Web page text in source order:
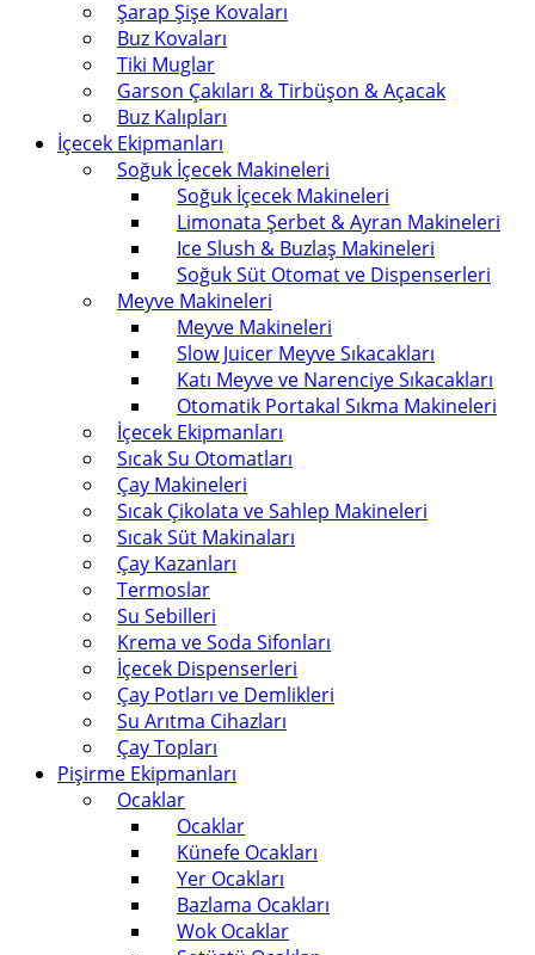
Şarap Şişe Kovaları
Buz Kovaları
Tiki Muglar
Garson Çakıları & Tirbüşon & Açacak
Buz Kalıpları
İçecek Ekipmanları
Soğuk İçecek Makineleri
Soğuk İçecek Makineleri
Limonata Şerbet & Ayran Makineleri
Ice Slush & Buzlaş Makineleri
Soğuk Süt Otomat ve Dispenserleri
Meyve Makineleri
Meyve Makineleri
Slow Juicer Meyve Sıkacakları
Katı Meyve ve Narenciye Sıkacakları
Otomatik Portakal Sıkma Makineleri
İçecek Ekipmanları
Sıcak Su Otomatları
Çay Makineleri
Sıcak Çikolata ve Sahlep Makineleri
Sıcak Süt Makinaları
Çay Kazanları
Termoslar
Su Sebilleri
Krema ve Soda Sifonları
İçecek Dispenserleri
Çay Potları ve Demlikleri
Su Arıtma Cihazları
Çay Topları
Pişirme Ekipmanları
Ocaklar
Ocaklar
Künefe Ocakları
Yer Ocakları
Bazlama Ocakları
Wok Ocaklar